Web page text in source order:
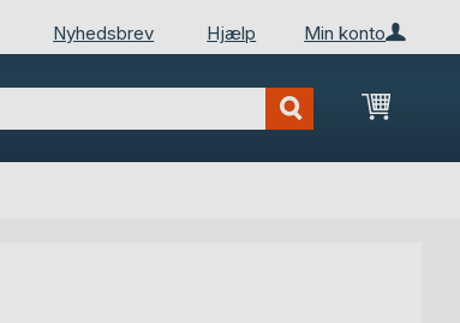
Min konto
Nyhedsbrev Hjælp
Min